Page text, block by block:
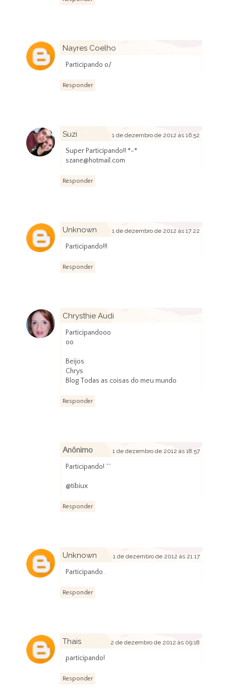
Nayres Coelho
Participando o/
Responder
Suzi 1 de dezembro de 2012 às 16:52
Super Participando!! *-*
szane@hotmail.com
Responder
Unknown 1 de dezembro de 2012 às 17:22
Participando!!!
Responder
Chrysthie Audi
Participandooo
oo
Beijos
Chrys
Blog Todas as coisas do meu mundo
Responder
Anônimo 1 de dezembro de 2012 às 18:57
Participando! ^^
@tibiux
Responder
Unknown 1 de dezembro de 2012 às 21:17
Participando .
Responder
Thais 2 de dezembro de 2012 às 09:18
participando!
Responder